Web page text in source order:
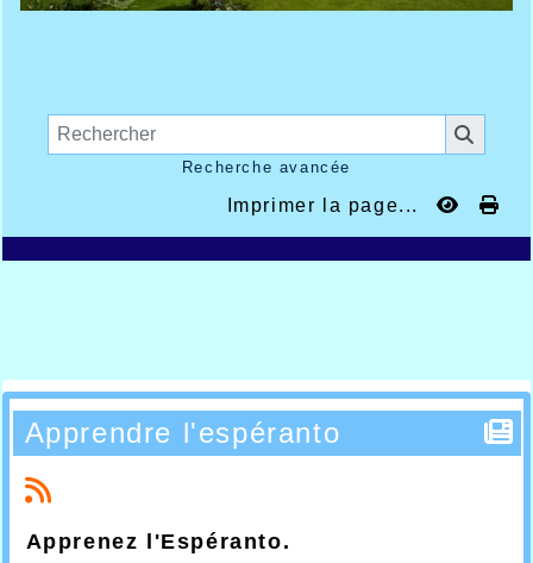
Recherche avancée
Imprimer la page...
Apprendre l'espéranto
Apprenez l'Espéranto.